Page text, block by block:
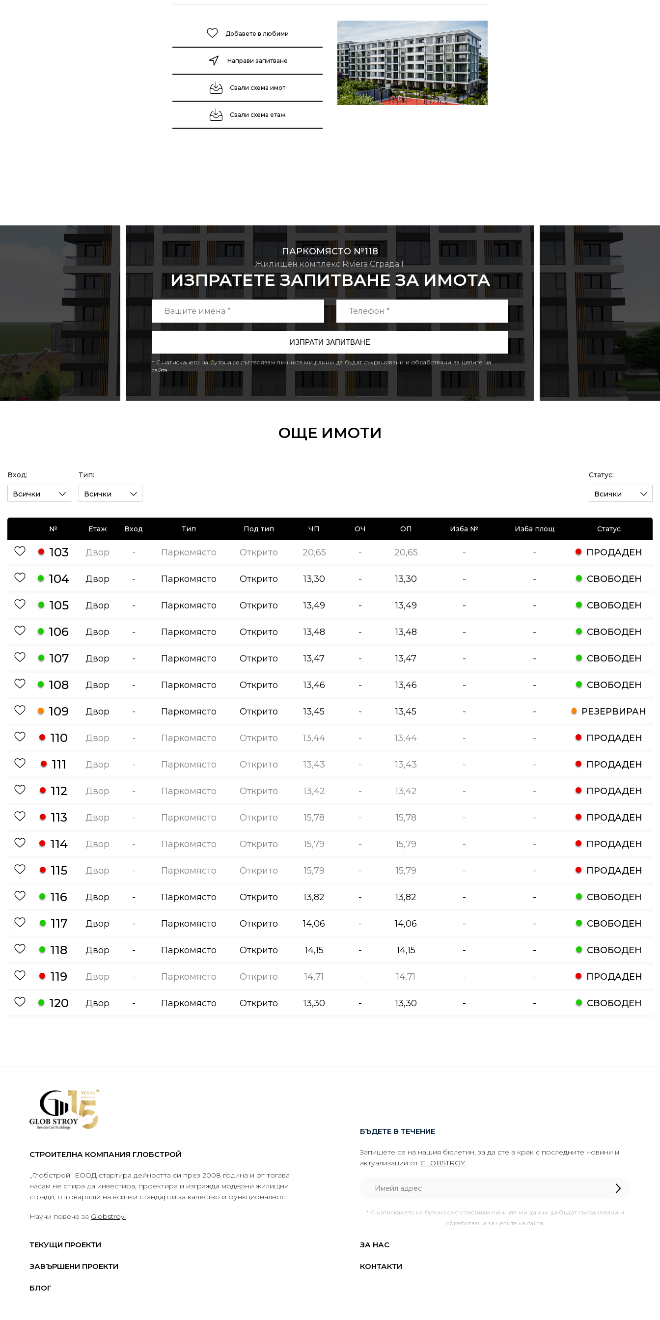
Добавете в любими
Направи запитване
Свали схема имот
Свали схема етаж
ПАРКОМЯСТО №118
Жилищен комплекс Riviera Сграда Г
ИЗПРАТЕТЕ ЗАПИТВАНЕ ЗА ИМОТА
* С натискането на бутона се съгласявам личните ми данни да бъдат съхранявани и обработвани за целите на
сайта.
ОЩЕ ИМОТИ
Вход:
Всички
Тип:
Всички
Статус:
Всички
№ Етаж Вход Тип Под тип ЧП ОЧ ОП Изба № Изба площ Статус
103 Двор - Паркомясто Открито 20,65 - 20,65 - - ПРОДАДЕН
104 Двор - Паркомясто Открито 13,30 - 13,30 - - СВОБОДЕН
105 Двор - Паркомясто Открито 13,49 - 13,49 - - СВОБОДЕН
106 Двор - Паркомясто Открито 13,48 - 13,48 - - СВОБОДЕН
107 Двор - Паркомясто Открито 13,47 - 13,47 - - СВОБОДЕН
108 Двор - Паркомясто Открито 13,46 - 13,46 - - СВОБОДЕН
109 Двор - Паркомясто Открито 13,45 - 13,45 - - РЕЗЕРВИРАН
110 Двор - Паркомясто Открито 13,44 - 13,44 - - ПРОДАДЕН
111 Двор - Паркомясто Открито 13,43 - 13,43 - - ПРОДАДЕН
112 Двор - Паркомясто Открито 13,42 - 13,42 - - ПРОДАДЕН
113 Двор - Паркомясто Открито 15,78 - 15,78 - - ПРОДАДЕН
114 Двор - Паркомясто Открито 15,79 - 15,79 - - ПРОДАДЕН
115 Двор - Паркомясто Открито 15,79 - 15,79 - - ПРОДАДЕН
116 Двор - Паркомясто Открито 13,82 - 13,82 - - СВОБОДЕН
117 Двор - Паркомясто Открито 14,06 - 14,06 - - СВОБОДЕН
118 Двор - Паркомясто Открито 14,15 - 14,15 - - СВОБОДЕН
119 Двор - Паркомясто Открито 14,71 - 14,71 - - ПРОДАДЕН
120 Двор - Паркомясто Открито 13,30 - 13,30 - - СВОБОДЕН
СТРОИТЕЛНА КОМПАНИЯ ГЛОБСТРОЙ
„Глобстрой“ ЕООД стартира дейността си през 2008 година и от тогава
насам не спира да инвестира, проектира и изгражда модерни жилищни
сгради, отговарящи на всички стандарти за качество и функционалност.
Научи повече за Globstroy.
ТЕКУЩИ ПРОЕКТИ
ЗАВЪРШЕНИ ПРОЕКТИ
БЛОГ
ЗА НАС
КОНТАКТИ
БЪДЕТЕ В ТЕЧЕНИЕ
Запишете се на нашия бюлетин, за да сте в крак с последните новини и
актуализации от GLOBSTROY.
* С натискането на бутона се съгласявам личните ми данни да бъдат съхранявани и
обработвани за целите на сайта.